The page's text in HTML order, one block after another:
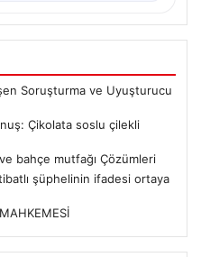
Soruşturma ve Uyuşturucu
Çikolata soslu çilekli
bahçe mutfağı Çözümleri
şüphelinin ifadesi ortaya